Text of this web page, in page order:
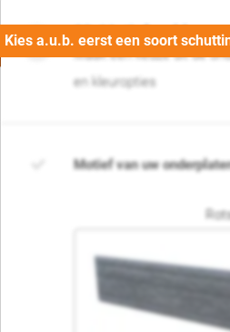
02. Motief en kleur
Maak een keuze uit de
en kleuropties
Motief van uw